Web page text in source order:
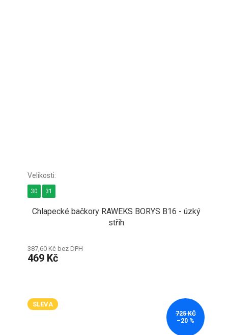
Chlapecké bačkory RAWEKS BORYS B16 - úzký
střih
387,60 Kč bez DPH
469 Kč
30 31
SLEVA
725 KČ
–20 %